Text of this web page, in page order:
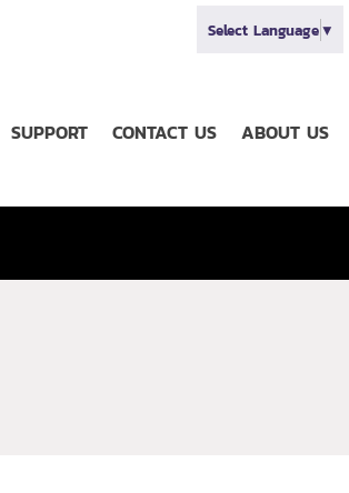
Select Language▼
SUPPORT CONTACT US ABOUT US